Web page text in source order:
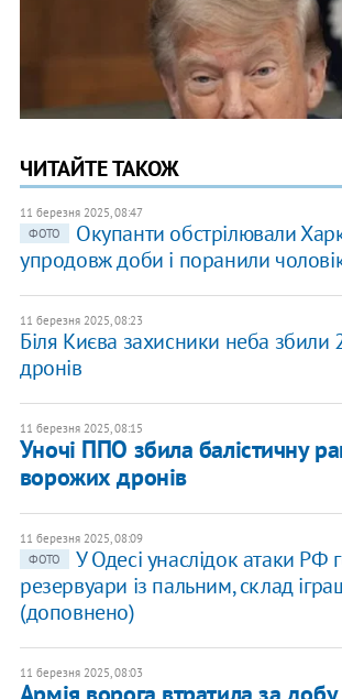
ЧИТАЙТЕ ТАКОЖ
11 березня 2025, 08:47
ФОТО
Окупанти обстрілювали
упродовж доби і поранили
11 березня 2025, 08:23
Біля Києва захисники неба
дронів
11 березня 2025, 08:15
Уночі ППО збила балістичну
ворожих дронів
11 березня 2025, 08:09
ФОТО
У Одесі унаслідок атаки РФ
резервуари із пальним, склад
(доповнено)
11 березня 2025, 08:03